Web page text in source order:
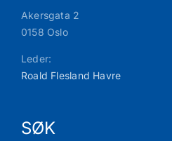
Akersgata 2
0158 Oslo
Leder:
Roald Flesland Havre
SØK